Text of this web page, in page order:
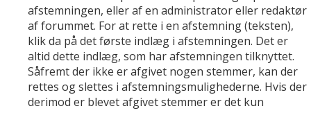
afstemningen, eller af en administrator eller redaktør
af forummet. For at rette i en afstemning (teksten),
klik da på det første indlæg i afstemningen. Det er
altid dette indlæg, som har afstemningen tilknyttet.
Såfremt der ikke er afgivet nogen stemmer, kan der
rettes og slettes i afstemningsmulighederne. Hvis der
derimod er blevet afgivet stemmer er det kun